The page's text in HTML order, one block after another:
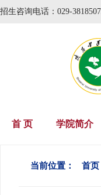
招生咨询电话：029-
首 页 学院简介
当前位置： 首页